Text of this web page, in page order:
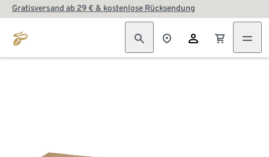
Gratisversand ab 29 € & kostenlose Rücksendung